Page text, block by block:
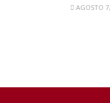
AGOSTO